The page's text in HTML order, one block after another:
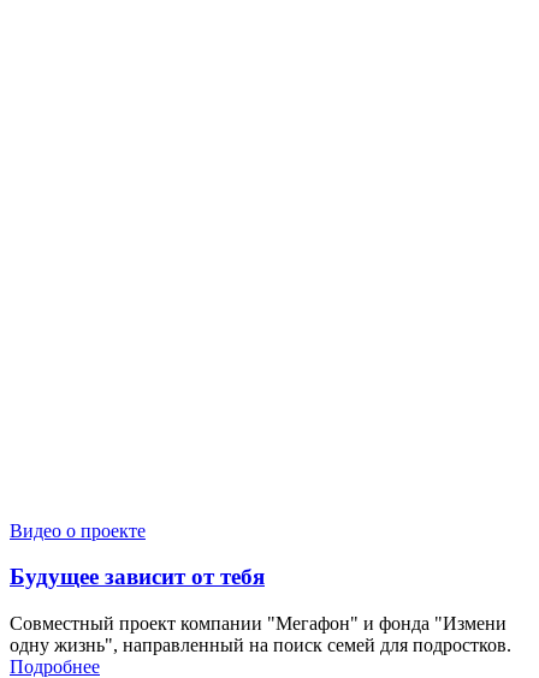
Видео о проекте
Будущее зависит от тебя
Совместный проект компании "Мегафон" и фонда "Измени
одну жизнь", направленный на поиск семей для подростков.
Подробнее